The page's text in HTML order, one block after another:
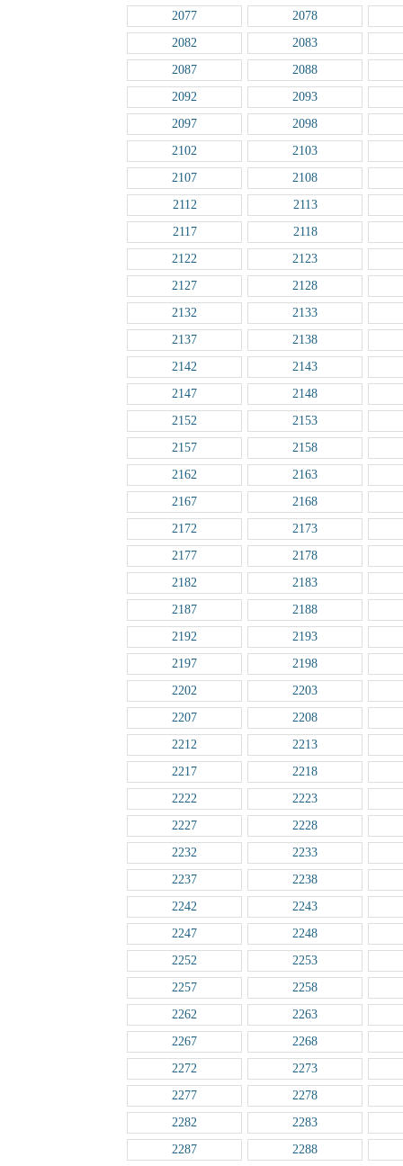
2077
2078
2082
2083
2087
2088
2092
2093
2097
2098
2102
2103
2107
2108
2112
2113
2117
2118
2122
2123
2127
2128
2132
2133
2137
2138
2142
2143
2147
2148
2152
2153
2157
2158
2162
2163
2167
2168
2172
2173
2177
2178
2182
2183
2187
2188
2192
2193
2197
2198
2202
2203
2207
2208
2212
2213
2217
2218
2222
2223
2227
2228
2232
2233
2237
2238
2242
2243
2247
2248
2252
2253
2257
2258
2262
2263
2267
2268
2272
2273
2277
2278
2282
2283
2287
2288